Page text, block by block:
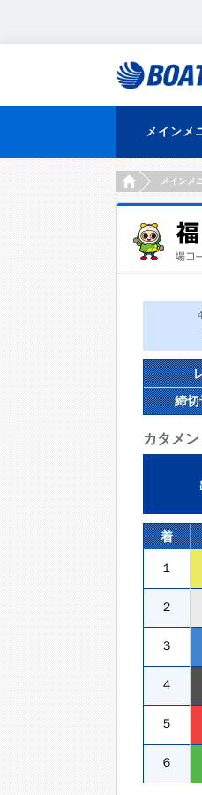
メインメ
HOMEメインメ
締切
カタメ
着
１
２
３
４
５
６